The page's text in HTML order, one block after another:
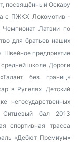
посвящённый Оскару
с ПЖКХ Локомотив -
Чемпионат Латвии по
для братьев наших
Швейное предприятие
средней школе Дороги
без границ»
в Ругелях Детский
негосударственных
Ситцевый бал 2013
спортивная трасса
«Дебют Премиум»